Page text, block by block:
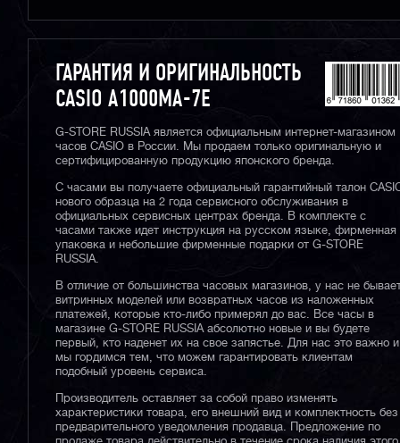
ГАРАНТИЯ И ОРИГИНАЛЬНОСТЬ
CASIO A1000MA-7E
G-STORE RUSSIA является официальным интернет-магазином
часов CASIO в России. Мы продаем только оригинальную и
сертифицированную продукцию японского бренда.
С часами вы получаете официальный гарантийный талон
нового образца на 2 года сервисного обслуживания в
официальных сервисных центрах бренда. В комплекте с
часами также идет инструкция на русском языке, фирменная
упаковка и небольшие фирменные подарки от G-STORE
RUSSIA.
В отличие от большинства часовых магазинов, у нас не
витринных моделей или возвратных часов из наложенных
платежей, которые кто-либо примерял до вас. Все часы в
магазине G-STORE RUSSIA абсолютно новые и вы будете
первый, кто наденет их на свое запястье. Для нас это важно и
мы гордимся тем, что можем гарантировать клиентам
подобный уровень сервиса.
Производитель оставляет за собой право изменять
характеристики товара, его внешний вид и комплектность без
предварительного уведомления продавца. Предложение по